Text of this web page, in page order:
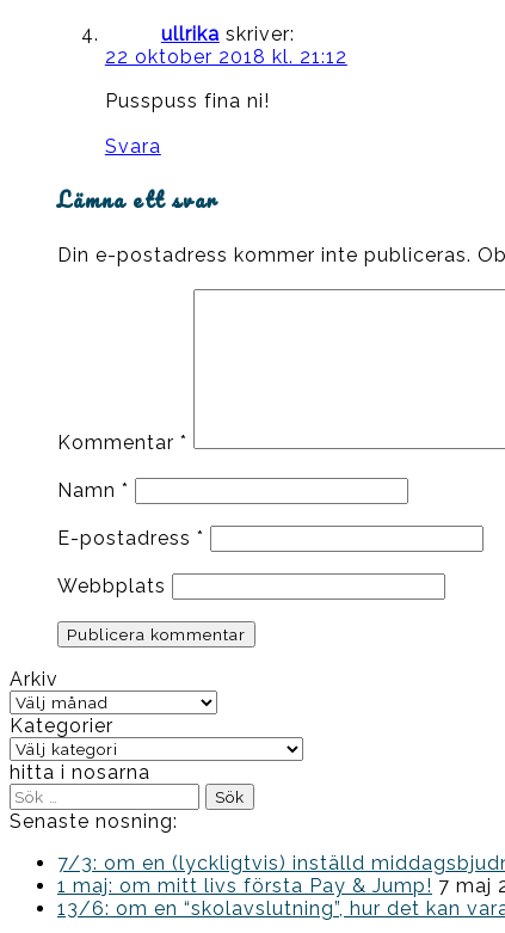
ullrika skriver:
22 oktober 2018 kl. 21:12
Pusspuss fina ni!
Svara
Lämna ett svar
Din e-postadress kommer inte publiceras.
Kommentar *
Namn *
E-postadress *
Webbplats
Arkiv
Arkiv
Kategorier
Kategorier
hitta i nosarna
Sök
efter:
Senaste nosning:
7/3: om en (lyckligtvis) inställd
1 maj: om mitt livs första Pay & Jump! 7 maj
13/6: om en “skolavslutning”, hur det kan